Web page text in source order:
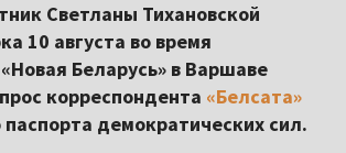
Светланы Тихановской
10 августа во время
Беларусь» в Варшаве
корреспондента «Белсата»
демократических сил.